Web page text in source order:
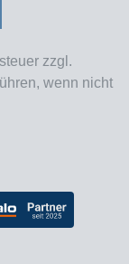
zzgl.
wenn nicht